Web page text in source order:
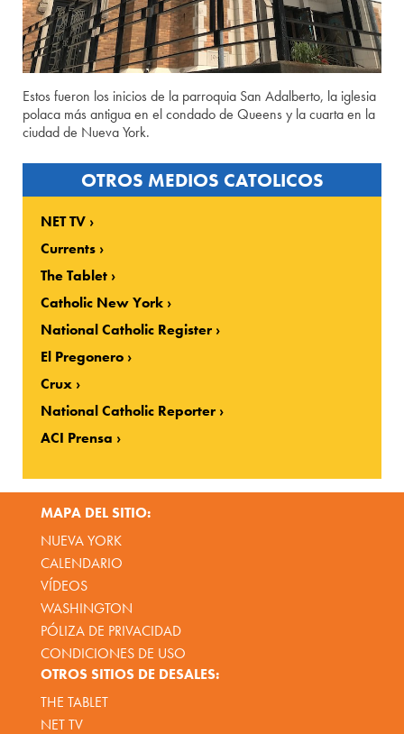
Estos fueron los inicios de la parroquia San Adalberto, la iglesia
polaca más antigua en el condado de Queens y la cuarta en la
ciudad de Nueva York.
OTROS MEDIOS CATOLICOS
NET TV
Currents
The Tablet
Catholic New York
National Catholic Register
El Pregonero
Crux
National Catholic Reporter
ACI Prensa
MAPA DEL SITIO:
NUEVA YORK
CALENDARIO
VÍDEOS
WASHINGTON
PÓLIZA DE PRIVACIDAD
CONDICIONES DE USO
OTROS SITIOS DE DESALES:
THE TABLET
NET TV